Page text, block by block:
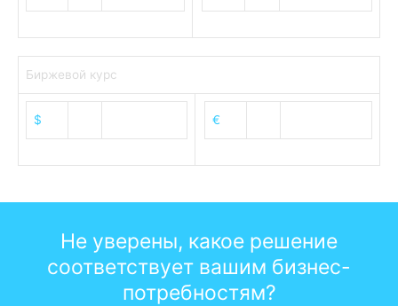
Биржевой курс
$ €
Не уверены, какое решение
соответствует вашим бизнес-
потребностям?